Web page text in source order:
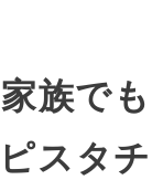
族で
スタ